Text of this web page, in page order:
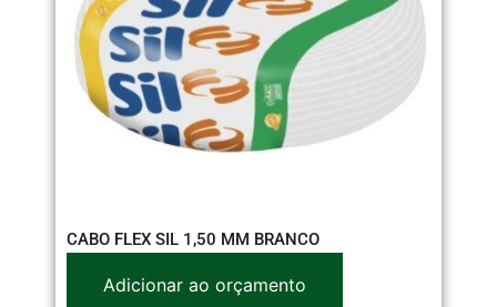
CABO FLEX SIL 1,50 MM BRANCO
Adicionar ao orçamento